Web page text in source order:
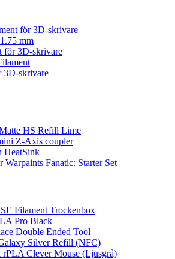
för 3D-skrivare
mm
för 3D-skrivare
3D-skrivare
HS Refill Lime
Z-Axis coupler
HeatSink
Warpaints Fanatic: Starter Set
Filament Trockenbox
Pro Black
Double Ended Tool
Silver Refill (NFC)
Clever Mouse (Ljusgrå)